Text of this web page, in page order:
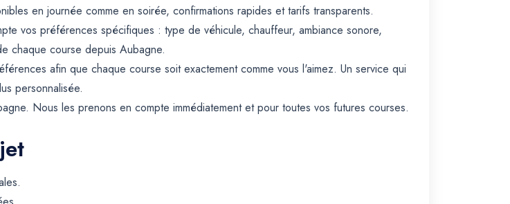
en journée comme en soirée, confirmations rapides et tarifs transparents.
vos préférences spécifiques : type de véhicule, chauffeur, ambiance sonore,
chaque course depuis Aubagne.
afin que chaque course soit exactement comme vous l'aimez. Un service qui
personnalisée.
Nous les prenons en compte immédiatement et pour toutes vos futures courses.